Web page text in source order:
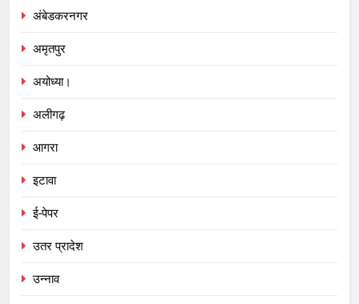
अंबेडकरनगर
अमृतपुर
अयोध्या।
अलीगढ़
आगरा
इटावा
ई-पेपर
उतर प्रादेश
उन्नाव